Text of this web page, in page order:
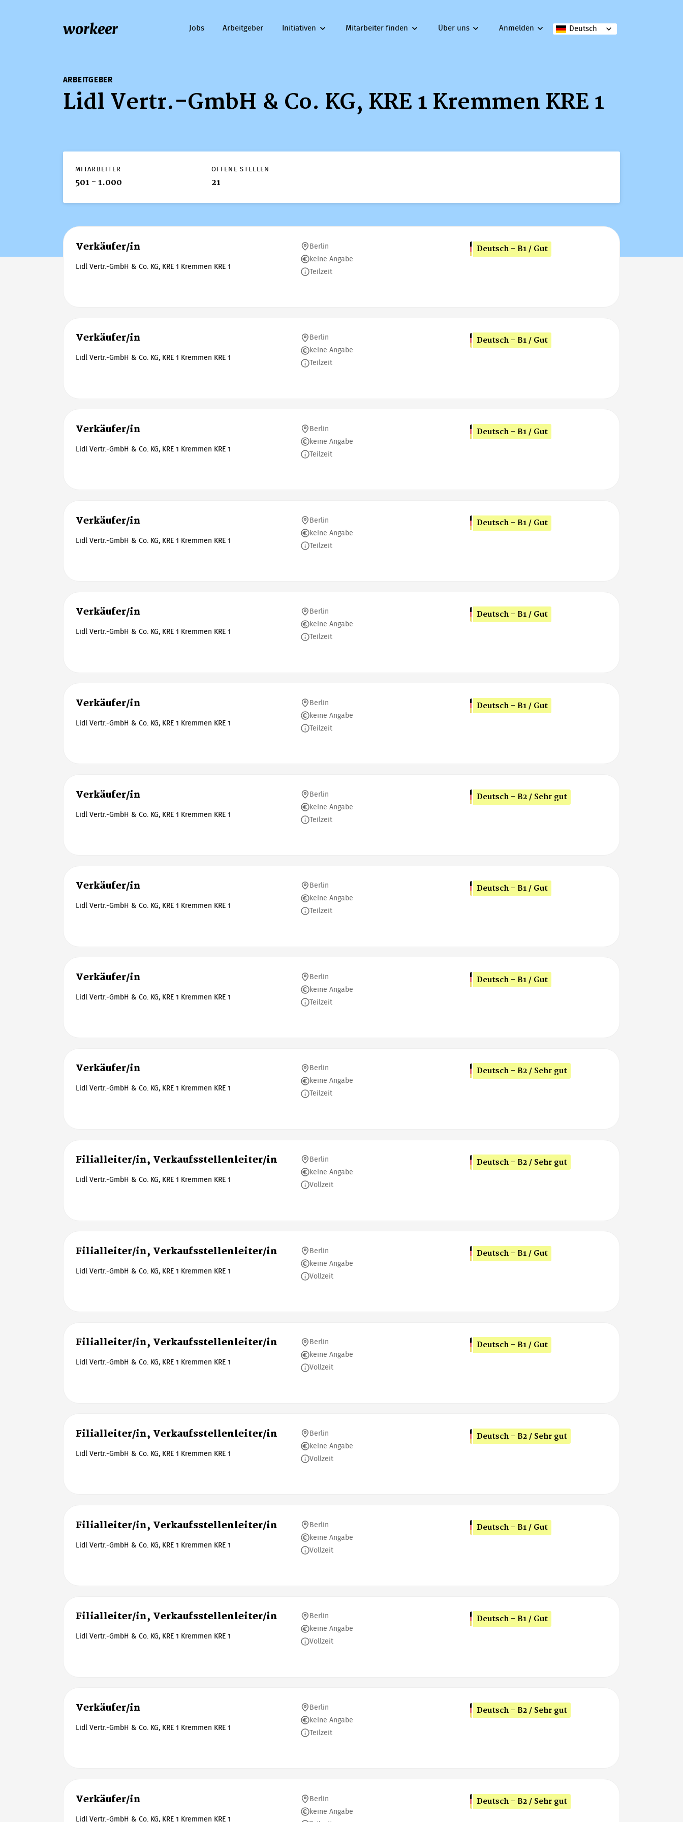
workeer Deutsch
Jobs Arbeitgeber Initiativen Mitarbeiter finden Über uns Anmelden
ARBEITGEBER
Lidl Vertr.-GmbH & Co. KG, KRE 1 Kremmen KRE 1
MITARBEITER
501 - 1.000
OFFENE STELLEN
21
Verkäufer/in
Lidl Vertr.-GmbH & Co. KG, KRE 1 Kremmen KRE 1
Berlin
keine Angabe
Teilzeit
Deutsch - B1 / Gut
Verkäufer/in
Lidl Vertr.-GmbH & Co. KG, KRE 1 Kremmen KRE 1
Berlin
keine Angabe
Teilzeit
Deutsch - B1 / Gut
Verkäufer/in
Lidl Vertr.-GmbH & Co. KG, KRE 1 Kremmen KRE 1
Berlin
keine Angabe
Teilzeit
Deutsch - B1 / Gut
Verkäufer/in
Lidl Vertr.-GmbH & Co. KG, KRE 1 Kremmen KRE 1
Berlin
keine Angabe
Teilzeit
Deutsch - B1 / Gut
Verkäufer/in
Lidl Vertr.-GmbH & Co. KG, KRE 1 Kremmen KRE 1
Berlin
keine Angabe
Teilzeit
Deutsch - B1 / Gut
Verkäufer/in
Lidl Vertr.-GmbH & Co. KG, KRE 1 Kremmen KRE 1
Berlin
keine Angabe
Teilzeit
Deutsch - B1 / Gut
Verkäufer/in
Lidl Vertr.-GmbH & Co. KG, KRE 1 Kremmen KRE 1
Berlin
keine Angabe
Teilzeit
Deutsch - B2 / Sehr gut
Verkäufer/in
Lidl Vertr.-GmbH & Co. KG, KRE 1 Kremmen KRE 1
Berlin
keine Angabe
Teilzeit
Deutsch - B1 / Gut
Verkäufer/in
Lidl Vertr.-GmbH & Co. KG, KRE 1 Kremmen KRE 1
Berlin
keine Angabe
Teilzeit
Deutsch - B1 / Gut
Verkäufer/in
Lidl Vertr.-GmbH & Co. KG, KRE 1 Kremmen KRE 1
Berlin
keine Angabe
Teilzeit
Deutsch - B2 / Sehr gut
Filialleiter/in, Verkaufsstellenleiter/in
Lidl Vertr.-GmbH & Co. KG, KRE 1 Kremmen KRE 1
Berlin
keine Angabe
Vollzeit
Deutsch - B2 / Sehr gut
Filialleiter/in, Verkaufsstellenleiter/in
Lidl Vertr.-GmbH & Co. KG, KRE 1 Kremmen KRE 1
Berlin
keine Angabe
Vollzeit
Deutsch - B1 / Gut
Filialleiter/in, Verkaufsstellenleiter/in
Lidl Vertr.-GmbH & Co. KG, KRE 1 Kremmen KRE 1
Berlin
keine Angabe
Vollzeit
Deutsch - B1 / Gut
Filialleiter/in, Verkaufsstellenleiter/in
Lidl Vertr.-GmbH & Co. KG, KRE 1 Kremmen KRE 1
Berlin
keine Angabe
Vollzeit
Deutsch - B2 / Sehr gut
Filialleiter/in, Verkaufsstellenleiter/in
Lidl Vertr.-GmbH & Co. KG, KRE 1 Kremmen KRE 1
Berlin
keine Angabe
Vollzeit
Deutsch - B1 / Gut
Filialleiter/in, Verkaufsstellenleiter/in
Lidl Vertr.-GmbH & Co. KG, KRE 1 Kremmen KRE 1
Berlin
keine Angabe
Vollzeit
Deutsch - B1 / Gut
Verkäufer/in
Lidl Vertr.-GmbH & Co. KG, KRE 1 Kremmen KRE 1
Berlin
keine Angabe
Teilzeit
Deutsch - B2 / Sehr gut
Verkäufer/in
Lidl Vertr.-GmbH & Co. KG, KRE 1 Kremmen KRE 1
Berlin
keine Angabe
Deutsch - B2 / Sehr gut